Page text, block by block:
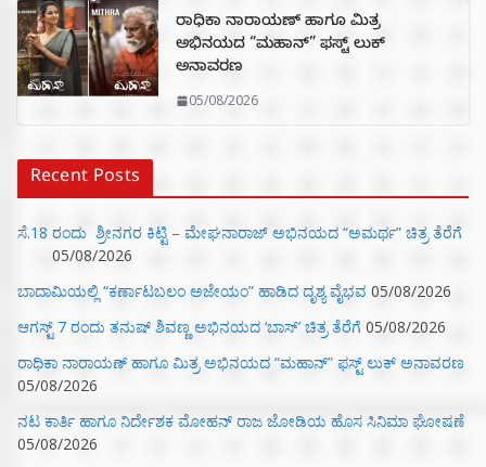
ರಾಧಿಕಾ ನಾರಾಯಣ್ ಹಾಗೂ ಮಿತ್ರ
ಅಭಿನಯದ “ಮಹಾನ್” ಫಸ್ಟ್ ಲುಕ್
ಅನಾವರಣ
05/08/2026
Recent Posts
ಸೆ.18 ರಂದು ಶ್ರೀನಗರ ಕಿಟ್ಟಿ – ಮೇಘನಾರಾಜ್ ಅಭಿನಯದ “ಅಮರ್ಥ” ಚಿತ್ರ ತೆರೆಗೆ
05/08/2026
ಬಾದಾಮಿಯಲ್ಲಿ “ಕರ್ಣಾಟಬಲಂ ಅಜೇಯಂ” ಹಾಡಿದ ದೃಶ್ಯ ವೈಭವ 05/08/2026
ಆಗಸ್ಟ್ 7 ರಂದು ತನುಷ್ ಶಿವಣ್ಣ ಅಭಿನಯದ ‘ಬಾಸ್’ ಚಿತ್ರ ತೆರೆಗೆ 05/08/2026
ರಾಧಿಕಾ ನಾರಾಯಣ್ ಹಾಗೂ ಮಿತ್ರ ಅಭಿನಯದ “ಮಹಾನ್” ಫಸ್ಟ್ ಲುಕ್ ಅನಾವರಣ
05/08/2026
ನಟ ಕಾರ್ತಿ ಹಾಗೂ ನಿರ್ದೇಶಕ ಮೋಹನ್ ರಾಜ ಜೋಡಿಯ ಹೊಸ ಸಿನಿಮಾ ಘೋಷಣೆ
05/08/2026